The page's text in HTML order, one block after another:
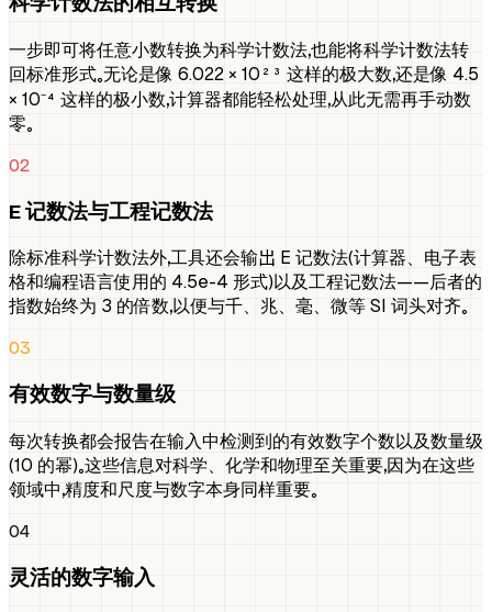
一步即可将任意小数转换为科学计数法，也能将科学计数法转
回标准形式。无论是像 6.022 × 10²³ 这样的极大数，还是像 4.5
× 10⁻⁴ 这样的极小数，计算器都能轻松处理，从此无需再手动数
零。
02
E 记数法与工程记数法
除标准科学计数法外，工具还会输出 E 记数法（计算器、电子表
格和编程语言使用的 4.5e-4 形式）以及工程记数法——后者的
指数始终为 3 的倍数，以便与千、兆、毫、微等 SI 词头对齐。
03
有效数字与数量级
每次转换都会报告在输入中检测到的有效数字个数以及数量级
（10 的幂）。这些信息对科学、化学和物理至关重要，因为在这些
领域中，精度和尺度与数字本身同样重要。
04
灵活的数字输入